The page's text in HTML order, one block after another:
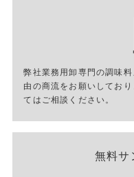
弊社業務用卸専門の調味
由の商流をお願いしてお
てはご相談ください。
無料サ